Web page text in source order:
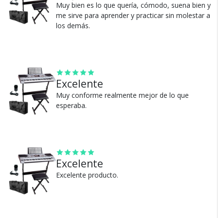
Muy bien es lo que quería, cómodo, suena bien y
me sirve para aprender y practicar sin molestar a
los demás.
Excelente
Muy conforme realmente mejor de lo que
esperaba.
Excelente
Excelente producto.
Si no es lo que esperabas, te devolvemos tu
dinero.
¿Por qué estamos tan
seguros?